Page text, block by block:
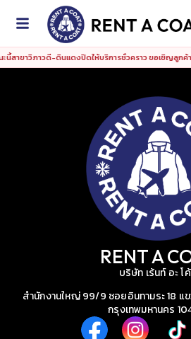
แจ้งอัปเดตสาขา: ขณะนี้สาขาวิภาวดี-ดินแดงปิดให้บริการ
สาขาวิภาวดี-ดินแดงปิดให้บริการชั่วคราว ขอเชิญลูกค้า
RENT A
บริษัท เร้นท์ อะ โ
สำนักงานใหญ่ 99/9 ซอยอินทามระ 18 แ
กรุงเทพมหานคร